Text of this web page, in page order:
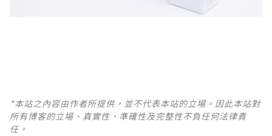
*本站之內容由作者所提供，並不代表本站的立場。因此本站對
所有博客的立場、真實性、準確性及完整性不負任何法律責
任。